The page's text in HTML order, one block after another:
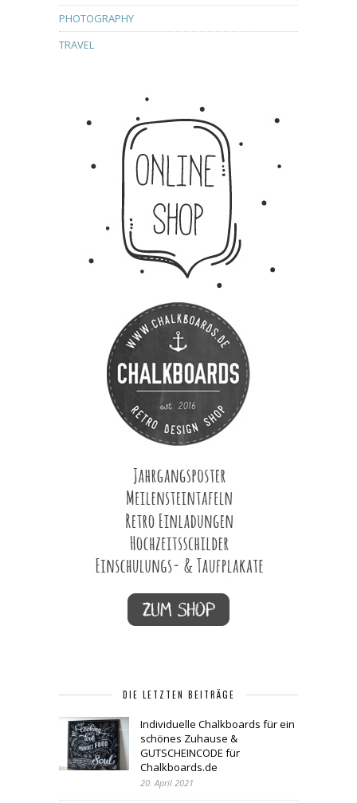
PHOTOGRAPHY
TRAVEL
DIE LETZTEN BEITRÄGE
Individuelle Chalkboards für ein
schönes Zuhause &
GUTSCHEINCODE für
Chalkboards.de
20. April 2021